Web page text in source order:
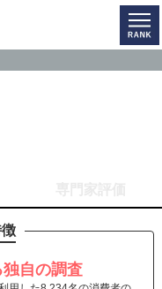
自の調査